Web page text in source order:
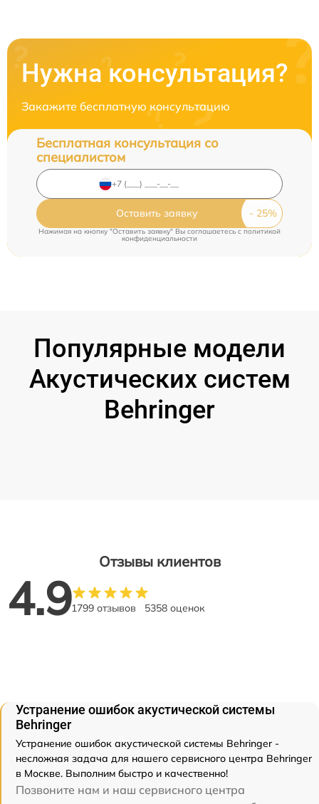
Нужна консультация?
Закажите бесплатную консультацию
Бесплатная консультация со
специалистом
Оставить заявку
Нажимая на кнопку "Оставить заявку" Вы соглашаетесь cполитикой
конфиденциальности
Популярные модели
Акустических систем
Behringer
Отзывы клиентов
4.91799 отзывов 5358 оценок
Устранение ошибок акустической системы
Behringer
Устранение ошибок акустической системы Behringer -
несложная задача для нашего сервисного центра Behringer
в Москве. Выполним быстро и качественно!
Позвоните нам и наш сервисного центра